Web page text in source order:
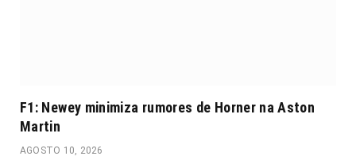
F1: Newey minimiza rumores de Horner na Aston
Martin
AGOSTO 10, 2026